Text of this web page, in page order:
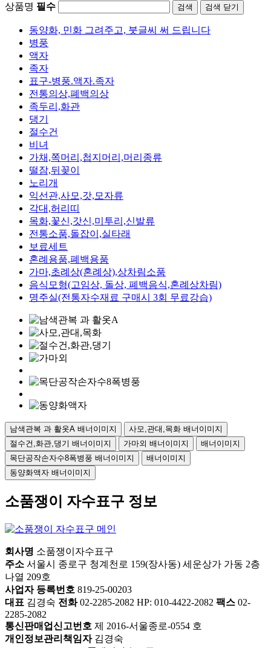
상품명 필수 검색 닫기
동양화, 민화 그려주고, 붓글씨 써 드립니다
병풍
액자
족자
표구-병풍.액자.족자
전통의상,폐백의상
족두리,화관
댕기
절수건
비녀
가채,쪽머리,첩지머리,머리종류
떨잠,뒤꽂이
노리개
익선관,사모,갓,모자류
각대,허리띠
목화,꽃신,갓신,미투리,신발류
전통소품,돌잡이,실타래
보료세트
혼례용품,폐백용품
가마,초례상(혼례상),상차림소품
음식모형(고임상, 돌상, 폐백음식,혼례상차림)
명주실(전통자수재료 구매시 3회 무료강습)
남색관복 과 활옷A 배너이미지
사모,관대,목화 배너이미지
절수건,화관,댕기 배너이미지
가마외 배너이미지
배너이미지
목단공작손자수8폭병풍 배너이미지
배너이미지
동양화액자 배너이미지
소품쟁이 자수표구 정보
회사명 소품쟁이자수표구
주소 서울시 종로구 청계천로 159(장사동) 세운상가 가동 2층
나열 209호
사업자 등록번호 819-25-00203
대표 김경숙 전화02-2285-2082 HP: 010-4422-2082 팩스 02-
2285-2082
통신판매업신고번호 제 2016-서울종로-0554 호
개인정보관리책임자김경숙